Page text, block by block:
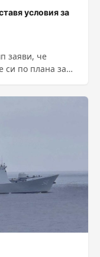
условия за
заяви, че
си по плана за